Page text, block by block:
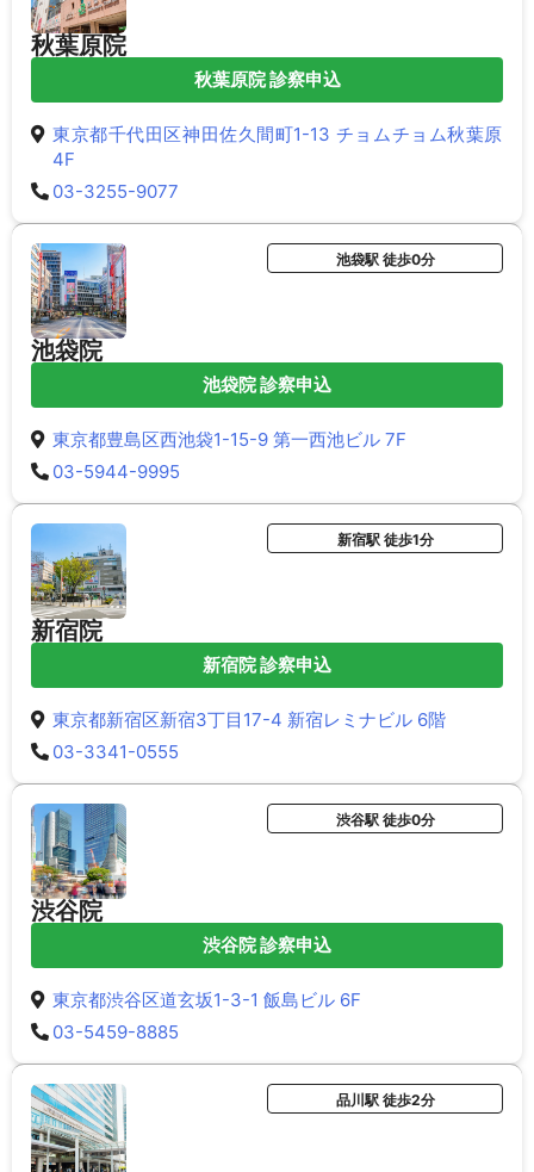
秋葉原院
秋葉原院 診察申込
東京都千代田区神田佐久間町1-13 チョムチョム秋葉原
4F
03-3255-9077
池袋院
池袋駅 徒歩0分
池袋院 診察申込
東京都豊島区西池袋1-15-9 第一西池ビル 7F
03-5944-9995
新宿院
新宿駅 徒歩1分
新宿院 診察申込
東京都新宿区新宿3丁目17-4 新宿レミナビル 6階
03-3341-0555
渋谷院
渋谷駅 徒歩0分
渋谷院 診察申込
東京都渋谷区道玄坂1-3-1 飯島ビル 6F
03-5459-8885
品川駅 徒歩2分